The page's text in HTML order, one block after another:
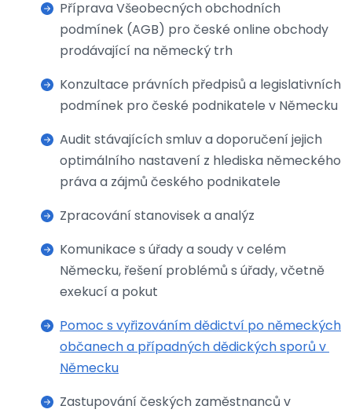
Příprava Všeobecných obchodních
podmínek (AGB) pro české online obchody
prodávající na německý trh
Konzultace právních předpisů a legislativních
podmínek pro české podnikatele v Německu
Audit stávajících smluv a doporučení jejich
optimálního nastavení z hlediska německého
práva a zájmů českého podnikatele
Zpracování stanovisek a analýz
Komunikace s úřady a soudy v celém
Německu, řešení problémů s úřady, včetně
exekucí a pokut
Pomoc s vyřizováním dědictví po německých
občanech a případných dědických sporů v
Německu
Zastupování českých zaměstnanců v